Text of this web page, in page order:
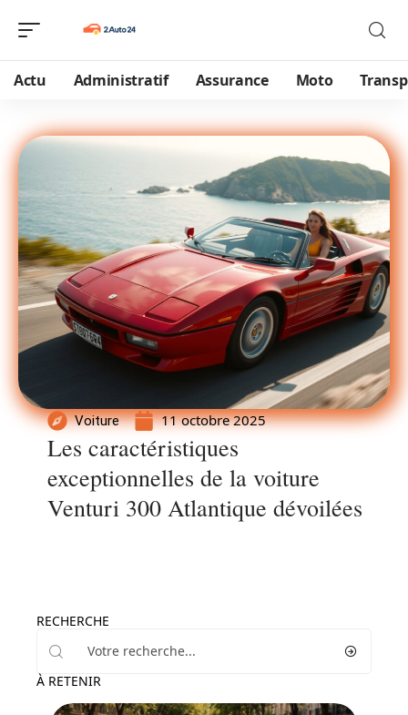
Actu Administratif Assurance Moto
Voiture 11 octobre 2025
Les caractéristiques
exceptionnelles de la voiture
Venturi 300 Atlantique dévoilées
RECHERCHE
À RETENIR